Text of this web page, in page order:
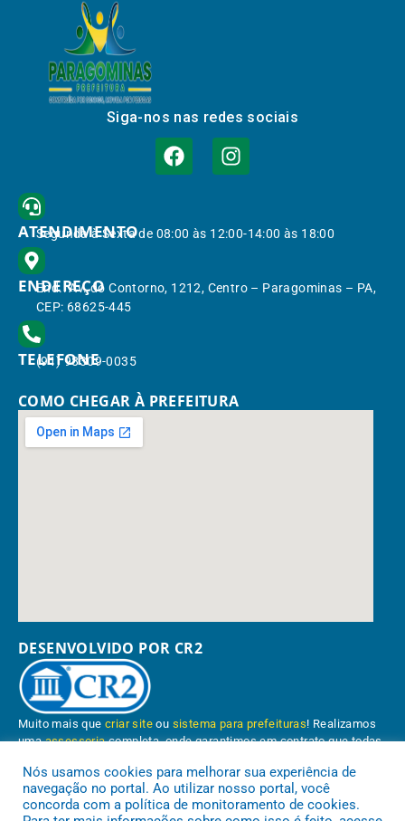
Siga-nos nas redes sociais
ATENDIMENTO
Segunda à Sexta de 08:00 às 12:00-14:00 às 18:00
ENDEREÇO
End.: Av. do Contorno, 1212, Centro – Paragominas – PA,
CEP: 68625-445
TELEFONE
(91) 98309-0035
COMO CHEGAR À PREFEITURA
DESENVOLVIDO POR CR2
Muito mais quecriar site ou sistema para prefeituras! Realizamos
umaassessoriacompleta, onde garantimos em contrato que todas
Conheça oPNTP e oRadar da Transparência Pública
Nós usamos cookies para melhorar sua experiência de
navegação no portal. Ao utilizar nosso portal, você
concorda com a política de monitoramento de cookies.